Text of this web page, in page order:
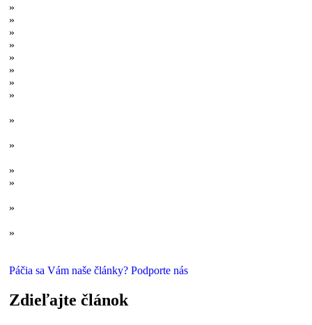
»
»
»
»
»
»
»
»
»
»
»
»
»
»
Páčia sa Vám naše články? Podporte nás
Zdieľajte článok